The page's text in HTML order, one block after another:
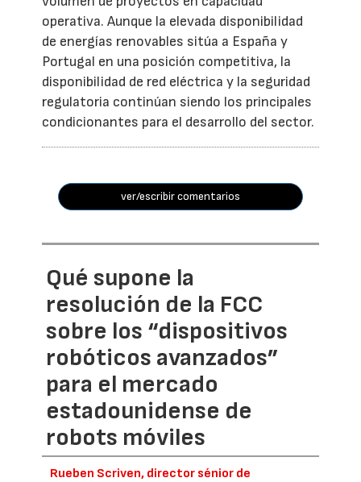
operativa. Aunque la elevada disponibilidad
de energías renovables sitúa a España y
Portugal en una posición competitiva, la
disponibilidad de red eléctrica y la seguridad
regulatoria continúan siendo los principales
condicionantes para el desarrollo del sector.
ver/escribir comentarios
Qué supone la
resolución de la FCC
sobre los “dispositivos
robóticos avanzados”
para el mercado
estadounidense de
robots móviles
Rueben Scriven, director sénior de